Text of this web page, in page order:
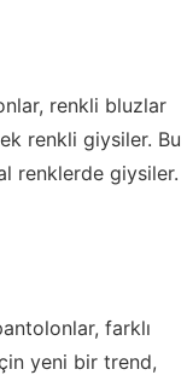
renkli bluzlar
renkli giysiler. Bu
renklerde giysiler.
farklı
yeni bir trend,